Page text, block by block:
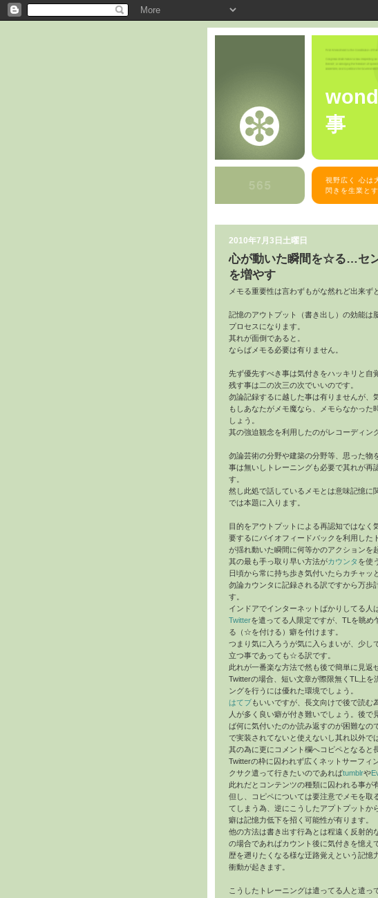
事
視野広く 心は
閃きを生業と
2010年7月3日土曜日
心が動いた瞬間を☆る…セ
を増やす
メモる重要性は言わずもがな然れど出来ず
記憶のアウトプット（書き出し）の効能は
プロセスになります。
其れが面倒であると。
ならばメモる必要は有りません。
先ず優先すべき事は気付きをハッキリと自
残す事は二の次三の次でいいのです。
勿論記録するに越した事は有りませんが、
もしあなたがメモ魔なら、メモらなかっ
しょう。
其の強迫観念を利用したのがレコーディン
勿論芸術の分野や建築の分野等、思った物
事は無いしトレーニングも必要で其れが再
す。
然し此処で話しているメモとは意味記憶に
では本題に入ります。
目的をアウトプットによる再認知ではなく
要するにバイオフィードバックを利用した
が揺れ動いた瞬間に何等かのアクションを
其の最も手っ取り早い方法がカウンタ を使
日頃から常に持ち歩き気付いたらカチャッ
勿論カウンタに記録される訳ですから万歩
す。
インドアでインターネットばかりしてる人
Twitterを遣ってる人限定ですが、TLを眺め
る（☆を付ける）癖を付けます。
つまり気に入ろうが気に入らまいが、少し
立つ事であっても☆る訳です。
此れが一番楽な方法で然も後で簡単に見返
Twitterの場合、短い文章が際限無くTL上
ングを行うには優れた環境でしょう。
はてブ もいいですが、長文向けで後で読む
人が多く良い癖が付き難いでしょう。後
ば何に気付いたのか読み返すのが困難なの
で実装されてないと使えないし其れ以外で
其の為に更にコメント欄へコピペとなると
Twitterの枠に囚われず広くネットサーフィ
クサク遣って行きたいのであればtumblrや
此れだとコンテンツの種類に囚われる事が
但し、コピペについては要注意でメモを取
てしまう為、逆にこうしたアプトプットか
癖は記憶力低下を招く可能性が有ります。
他の方法は書き出す行為とは程遠く反射的
の場合であればカウント後に気付きを憶
歴を遡りたくなる様な迂路覚えという記憶
衝動が起きます。
こうしたトレーニングは遣ってる人と遣っ